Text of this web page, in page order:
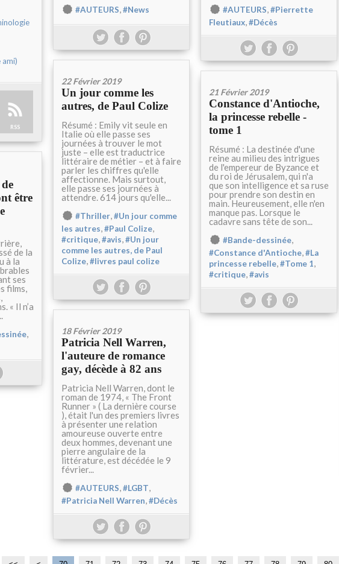
RSS
#AUTEURS,#News #AUTEURS,#Pierrette
Fleutiaux,#Décès
22 Février 2019
Un jour comme les
autres, de Paul Colize
Résumé : Emily vit seule en
Italie où elle passe ses
journées à trouver le mot
juste – elle est traductrice
littéraire de métier – et à faire
parler les chiffres qu'elle
affectionne. Mais surtout,
elle passe ses journées à
attendre. 614 jours qu'elle...
#Thriller,#Un jour comme
les autres,#Paul Colize,
#critique,#avis,#Un jour
comme les autres, de Paul
Colize,#livres paul colize
21 Février 2019
Constance d'Antioche,
la princesse rebelle -
tome 1
Résumé : La destinée d'une
reine au milieu des intrigues
de l'empereur de Byzance et
du roi de Jérusalem, qui n'a
que son intelligence et sa ruse
pour prendre son destin en
main. Heureusement, elle n'en
manque pas. Lorsque le
cadavre sans tête de son...
#Bande-dessinée,
#Constance d'Antioche,#La
princesse rebelle,#Tome 1,
#critique,#avis
être
de la
à la
ses
films,
« Il n’a
, 18 Février 2019
Patricia Nell Warren,
l'auteure de romance
gay, décède à 82 ans
Patricia Nell Warren, dont le
roman de 1974, « The Front
Runner » ( La dernière course
), était l'un des premiers livres
à présenter une relation
amoureuse ouverte entre
deux hommes, devenant une
pierre angulaire de la
littérature, est décédée le 9
février...
#AUTEURS,#LGBT,
#Patricia Nell Warren,#Décès